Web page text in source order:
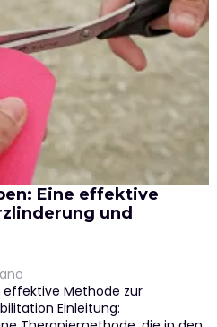
Eine effektive
und
effektive Methode zur
Einleitung: